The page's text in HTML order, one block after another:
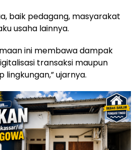
baik pedagang, masyarakat
usaha lainnya.
ini membawa dampak
transaksi maupun
ujarnya.